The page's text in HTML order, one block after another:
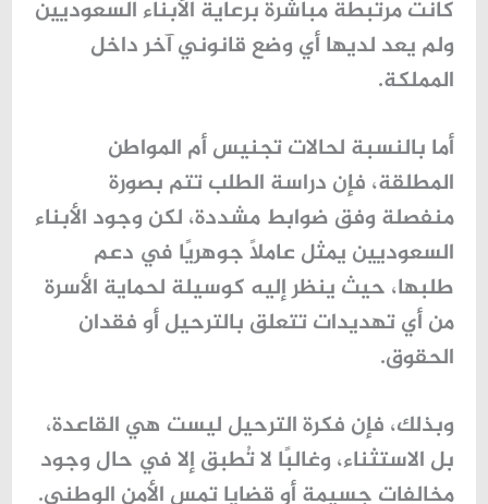
كانت مرتبطة مباشرة برعاية الأبناء السعوديين
ولم يعد لديها أي وضع قانوني آخر داخل
المملكة.
أما بالنسبة لحالاتتجنيس أم المواطن
المطلقة، فإن دراسة الطلب تتم بصورة
منفصلة وفق ضوابط مشددة، لكن وجود الأبناء
السعوديين يمثل عاملًا جوهريًا في دعم
طلبها، حيث ينظر إليه كوسيلة لحماية الأسرة
من أي تهديدات تتعلق بالترحيل أو فقدان
الحقوق.
وبذلك، فإن فكرة الترحيل ليست هي القاعدة،
بل الاستثناء، وغالبًا لا تُطبق إلا في حال وجود
مخالفات جسيمة أو قضايا تمس الأمن الوطني.